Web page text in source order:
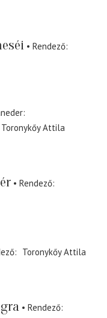
Rendező
Toronykőy Attila
Rendező
Toronykőy Attila
Rendező